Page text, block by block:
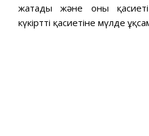
жатады және оның
күкірттің қасиетіне мүлде